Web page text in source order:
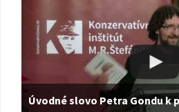
Úvodné slovo Petra Gondu k